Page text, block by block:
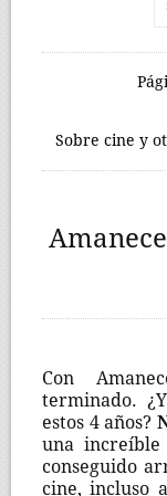
Sobre cine y
Con
terminado.
estos 4 años?
una
conseguido
cine, incluso